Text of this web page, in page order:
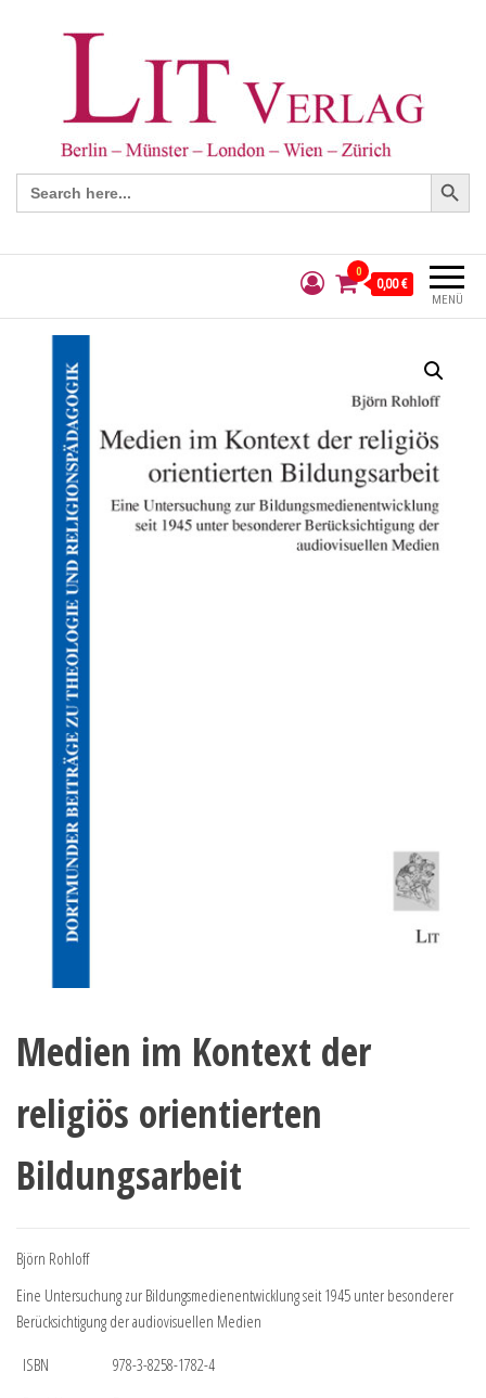
Search
for:
Search Button
MENÜ
0
0,00 €
Medien im Kontext der
religiös orientierten
Bildungsarbeit
Björn Rohloff
Eine Untersuchung zur Bildungsmedienentwicklung seit 1945 unter besonderer
Berücksichtigung der audiovisuellen Medien
ISBN
978-3-8258-1782-4